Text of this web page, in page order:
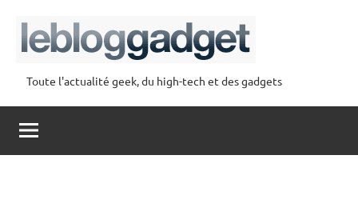
contenu
lebloggadget
Toute l'actualité geek, du high-tech et des gadgets